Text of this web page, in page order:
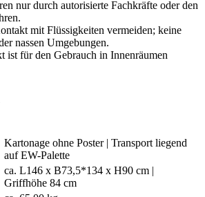
nur durch autorisierte Fachkräfte oder den
mit Flüssigkeiten vermeiden; keine
nassen Umgebungen.
ist für den Gebrauch in Innenräumen
Kartonage ohne Poster | Transport liegend
auf EW-Palette
ca. L146 x B73,5*134 x H90 cm |
Griffhöhe 84 cm